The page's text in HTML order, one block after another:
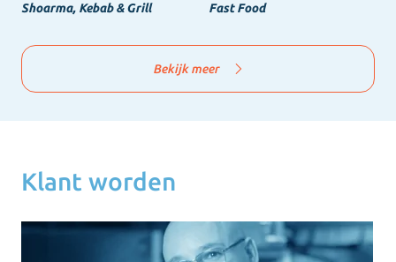
Shoarma, Kebab & Grill Fast Food
Bekijk meer
Klant worden